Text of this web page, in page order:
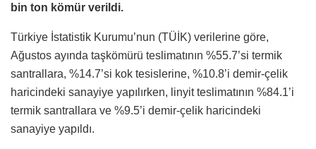
bin ton kömür verildi.
Türkiye İstatistik Kurumu’nun (TÜİK) verilerine göre,
Ağustos ayında taşkömürü teslimatının %55.7’si termik
santrallara, %14.7’si kok tesislerine, %10.8’i demir-çelik
haricindeki sanayiye yapılırken, linyit teslimatının %84.1’i
termik santrallara ve %9.5’i demir-çelik haricindeki
sanayiye yapıldı.